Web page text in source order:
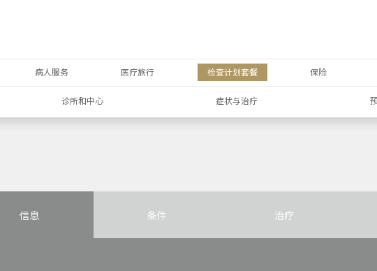
病人服务 医疗旅行 检查计划套餐 保险
诊所和中心 症状与治疗
信息 条件 治疗